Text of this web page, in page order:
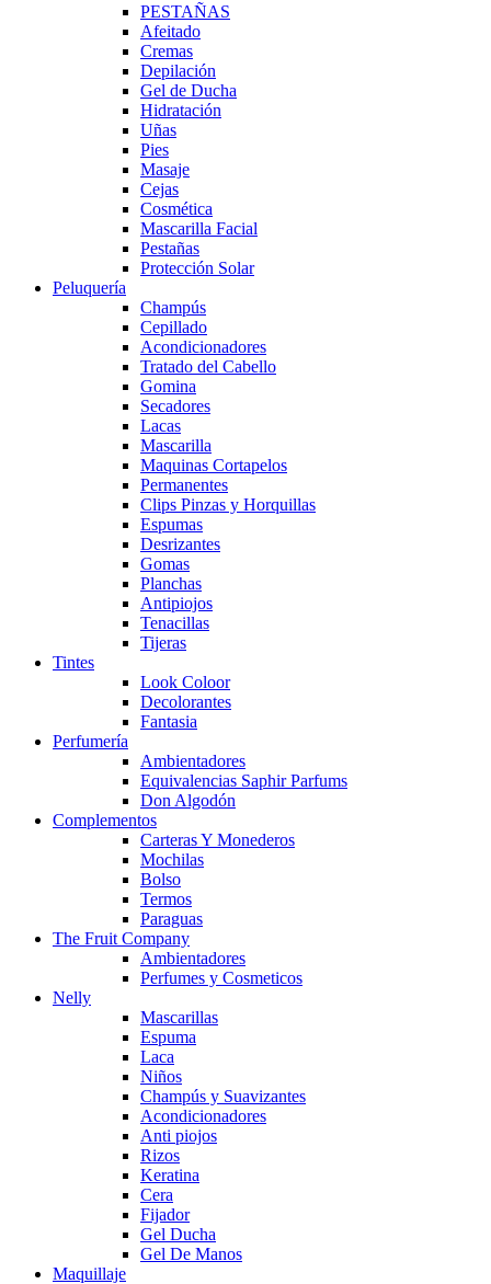
PESTAÑAS
Afeitado
Cremas
Depilación
Gel de Ducha
Hidratación
Uñas
Pies
Masaje
Cejas
Cosmética
Mascarilla Facial
Pestañas
Protección Solar
Peluquería
Champús
Cepillado
Acondicionadores
Tratado del Cabello
Gomina
Secadores
Lacas
Mascarilla
Maquinas Cortapelos
Permanentes
Clips Pinzas y Horquillas
Espumas
Desrizantes
Gomas
Planchas
Antipiojos
Tenacillas
Tijeras
Tintes
Look Coloor
Decolorantes
Fantasia
Perfumería
Ambientadores
Equivalencias Saphir Parfums
Don Algodón
Complementos
Carteras Y Monederos
Mochilas
Bolso
Termos
Paraguas
The Fruit Company
Ambientadores
Perfumes y Cosmeticos
Nelly
Mascarillas
Espuma
Laca
Niños
Champús y Suavizantes
Acondicionadores
Anti piojos
Rizos
Keratina
Cera
Fijador
Gel Ducha
Gel De Manos
Maquillaje